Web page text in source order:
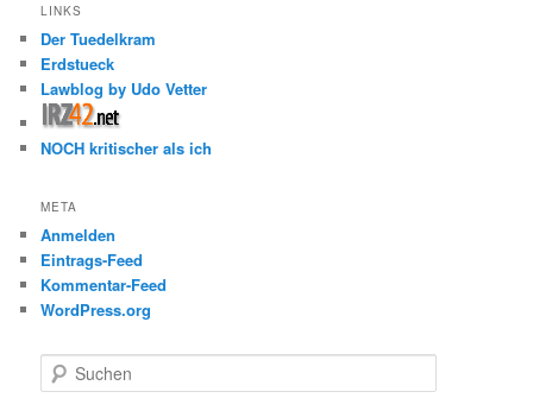
LINKS
Der Tuedelkram
Erdstueck
Lawblog by Udo Vetter
NOCH kritischer als ich
META
Anmelden
Eintrags-Feed
Kommentar-Feed
WordPress.org
u